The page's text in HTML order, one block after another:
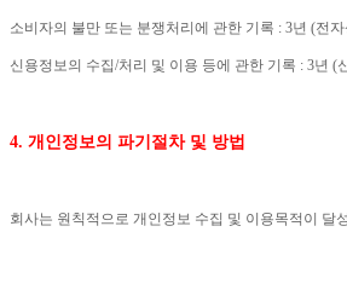
소비자의 불만 또는 분쟁처리에 관한 기록 : 3년 (전
신용정보의 수집/처리 및 이용 등에 관한 기록 : 3년 (
4. 개인정보의 파기절차 및 방법
회사는 원칙적으로 개인정보 수집 및 이용목적이 달